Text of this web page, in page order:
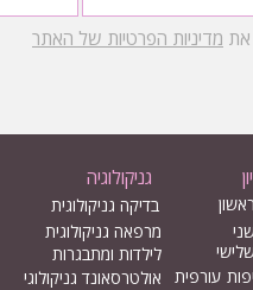
מדיניות הפרטיות של האתר
גניקולוגיה
בדיקה גניקולוגית
מרפאה גניקולוגית
לילדות ומתבגרות
אולטרסאונד גניקולוגי
עורפית